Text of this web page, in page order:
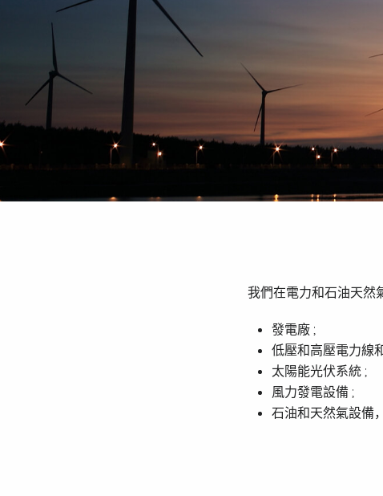
我們在電力和石油天然
發電廠 ;
低壓和高壓電力線
太陽能光伏系統 ;
風力發電設備 ;
石油和天然氣設備